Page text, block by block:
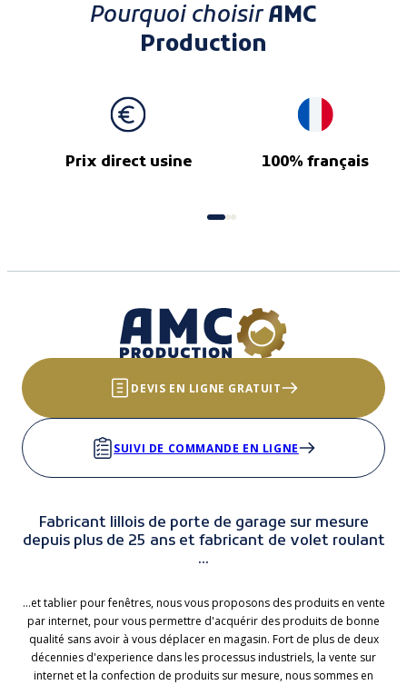
Pourquoi choisirAMC
Production
Prix direct usine 100% français
DEVIS EN LIGNE GRATUIT
SUIVI DE COMMANDE EN LIGNE
Fabricant lillois de porte de garage sur mesure
depuis plus de 25 ans et fabricant de volet roulant
...
...et tablier pour fenêtres, nous vous proposons des produits en vente
par internet, pour vous permettre d'acquérir des produits de bonne
qualité sans avoir à vous déplacer en magasin. Fort de plus de deux
décennies d'experience dans les processus industriels, la vente sur
internet et la confection de produits sur mesure, nous sommes en